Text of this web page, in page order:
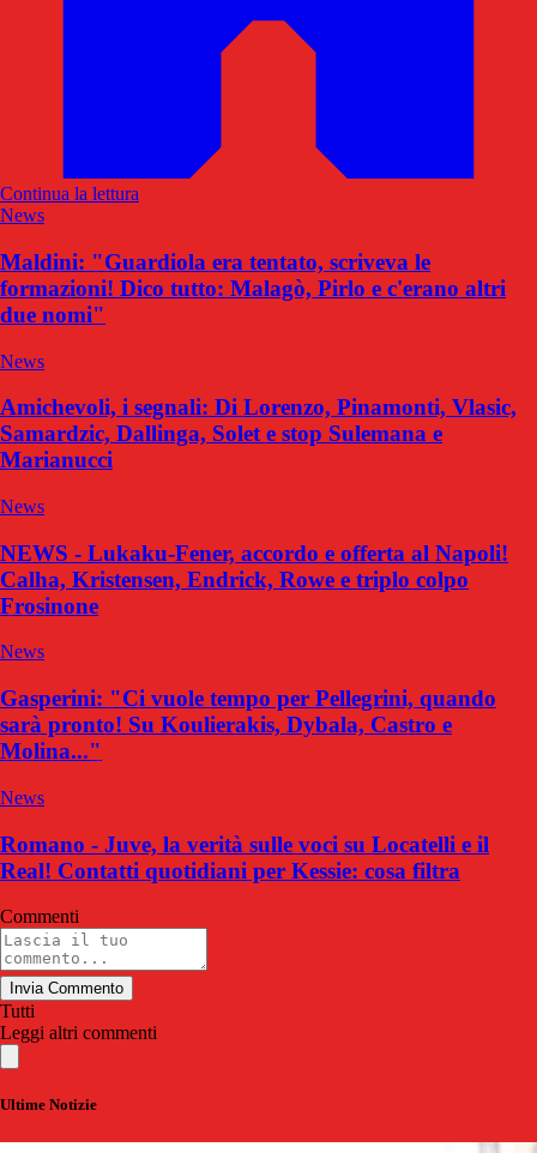
Continua la lettura
News
Maldini: "Guardiola era tentato, scriveva le
formazioni! Dico tutto: Malagò, Pirlo e c'erano altri
due nomi"
News
Amichevoli, i segnali: Di Lorenzo, Pinamonti, Vlasic,
Samardzic, Dallinga, Solet e stop Sulemana e
Marianucci
News
NEWS - Lukaku-Fener, accordo e offerta al Napoli!
Calha, Kristensen, Endrick, Rowe e triplo colpo
Frosinone
News
Gasperini: "Ci vuole tempo per Pellegrini, quando
sarà pronto! Su Koulierakis, Dybala, Castro e
Molina..."
News
Romano - Juve, la verità sulle voci su Locatelli e il
Real! Contatti quotidiani per Kessie: cosa filtra
Commenti
Invia Commento
Tutti
Leggi altri commenti
Ultime Notizie